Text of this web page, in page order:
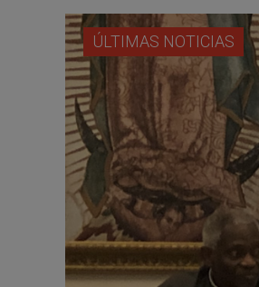
ÚLTIMAS NOTICIAS